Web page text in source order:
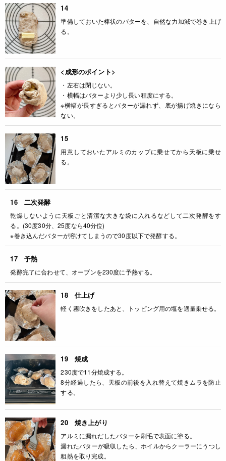
14
準備しておいた棒状のバターを、自然な力加減で巻き上げ
る。
<成形のポイント>
・左右は閉じない。
・横幅はバターより少し長い程度にする。
※横幅が長すぎるとバターが漏れず、底が揚げ焼きになら
ない。
15
用意しておいたアルミのカップに乗せてから天板に乗せ
る。
16 二次発酵
乾燥しないように天板ごと清潔な大きな袋に入れるなどして二次発酵をす
る。(30度30分、25度なら40分位)
※巻き込んだバターが溶けてしまうので30度以下で発酵する。
17 予熱
発酵完了に合わせて、オーブンを230度に予熱する。
18 仕上げ
軽く霧吹きをしたあと、トッピング用の塩を適量乗せる。
19 焼成
230度で11分焼成する。
8分経過したら、天板の前後を入れ替えて焼きムラを防止
する。
20 焼き上がり
アルミに漏れだしたバターを刷毛で表面に塗る。
漏れたバターが吸収したら、ホイルからクーラーにうつし
粗熱を取り完成。